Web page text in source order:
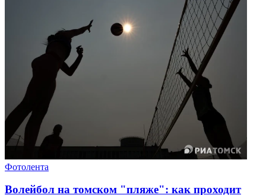
Фотолента
Волейбол на томском "пляже": как проходит